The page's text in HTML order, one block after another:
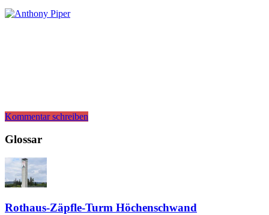
Kommentar schreiben
Glossar
Rothaus-Zäpfle-Turm Höchenschwand